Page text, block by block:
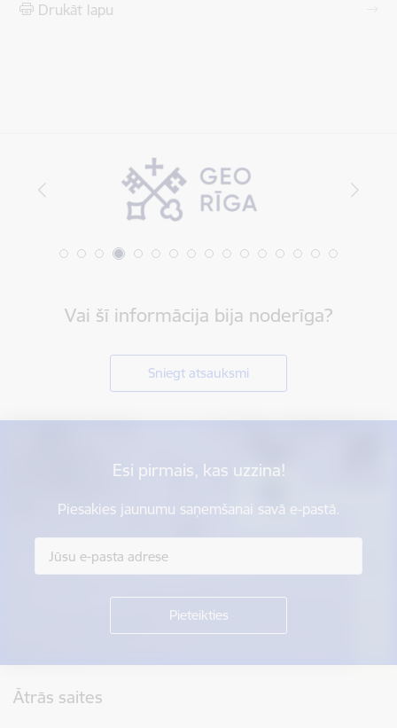
Drukāt lapu
Vai šī informācija bija noderīga?
Sniegt atsauksmi
Esi pirmais, kas uzzina!
Piesakies jaunumu saņemšanai savā e-pastā.
Ātrās saites